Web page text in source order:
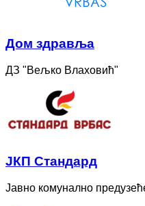
Дом здравља
ДЗ "Вељко Влаховић"
ЈКП Стандард
Јавно комунално